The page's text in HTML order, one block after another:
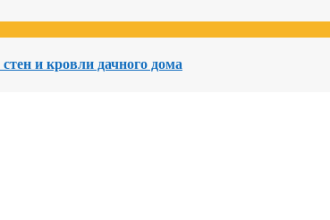
и кровли дачного дома